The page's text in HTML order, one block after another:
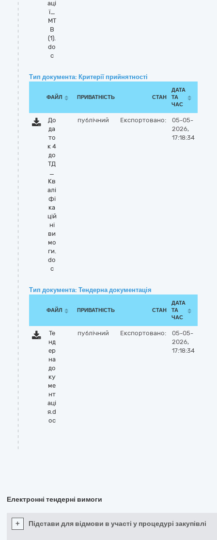
аці
ї_
МТ
В
(1).
do
c
Тип документа: Критерії прийнятності
ФАЙЛ ПРИВАТНІСТЬ СТАН
ДАТА
ТА
ЧАС
До
да
то
к 4
до
ТД
_
Кв
алі
фі
ка
цій
ні
ви
мо
ги.
do
c
публічний Експортовано:
05-05-
2026,
17:18:34
Тип документа: Тендерна документація
ФАЙЛ ПРИВАТНІСТЬ СТАН
ДАТА
ТА
ЧАС
Те
нд
ер
на
до
ку
ме
нт
аці
я.d
oc
публічний Експортовано:
05-05-
2026,
17:18:34
Електронні тендерні вимоги
+ Підстави для відмови в участі у процедурі закупівлі